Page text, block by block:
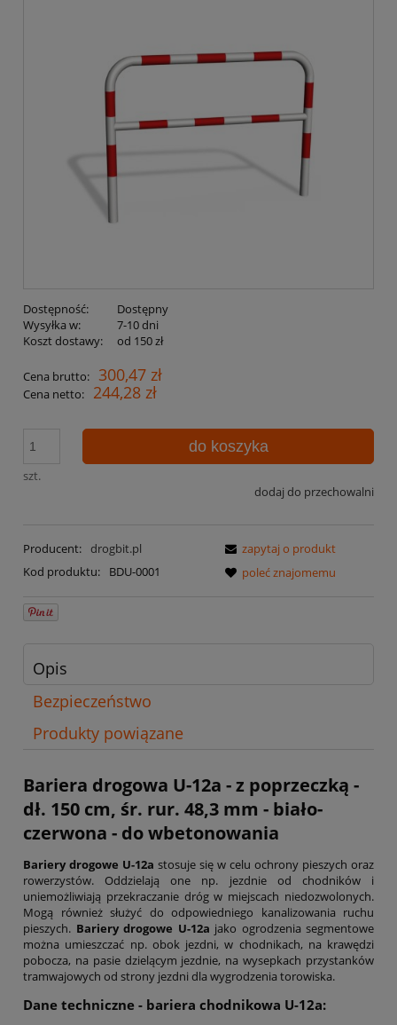
Dostępność:
Dostępny
Wysyłka w:
7-10 dni
Koszt dostawy:
od 150 zł
Cena brutto: 300,47 zł
Cena netto: 244,28 zł
szt.
do koszyka
dodaj do przechowalni
Producent: drogbit.pl
Kod produktu:
BDU-0001
zapytaj o produkt
poleć znajomemu
Opis
Bezpieczeństwo
Produkty powiązane
Bariera drogowa U-12a - z poprzeczką -
dł. 150 cm, śr. rur. 48,3 mm - biało-
czerwona - do wbetonowania
Bariery drogowe U-12a stosuje się w celu ochrony pieszych oraz
rowerzystów. Oddzielają one np. jezdnie od chodników i
uniemożliwiają przekraczanie dróg w miejscach niedozwolonych.
Mogą również służyć do odpowiedniego kanalizowania ruchu
pieszych. Bariery drogowe U-12a jako ogrodzenia segmentowe
można umieszczać np. obok jezdni, w chodnikach, na krawędzi
pobocza, na pasie dzielącym jezdnie, na wysepkach przystanków
tramwajowych od strony jezdni dla wygrodzenia torowiska.
Dane techniczne - bariera chodnikowa U-12a: